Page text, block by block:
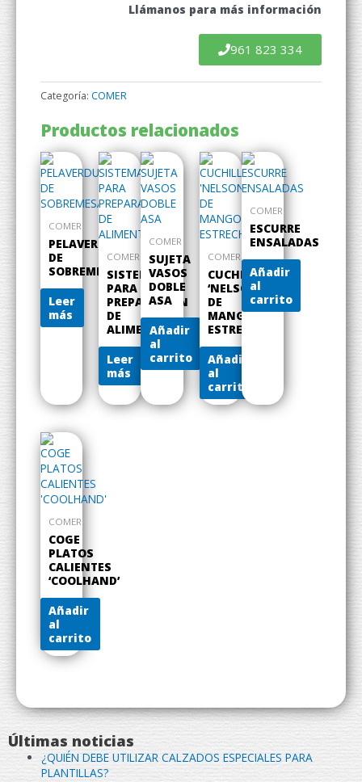
Llámanos para más información
961 823 334
Categoría: COMER
Productos relacionados
COMER
PELAVERDURAS
DE
SOBREMESA
Leer
más
COMER
SISTEMA
PARA
PREPARACIÓN
DE
ALIMENTOS
Leer
más
COMER
SUJETA
VASOS
DOBLE
ASA
Añadir
al
carrito
COMER
CUCHILLO
‘NELSON’
DE
MANGO
ESTRECHO
Añadir
al
carrito
COMER
ESCURRE
ENSALADAS
Añadir
al
carrito
COMER
COGE
PLATOS
CALIENTES
‘COOLHAND’
Añadir
al
carrito
Últimas noticias
¿QUIÉN DEBE UTILIZAR CALZADOS ESPECIALES PARA
PLANTILLAS?